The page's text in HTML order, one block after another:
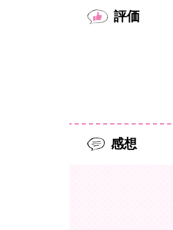
評価
感想